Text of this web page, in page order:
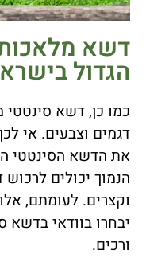
דשא
הגדול
כמו כן, דשא סינטטי
דגמים וצבעים. אי
את הדשא הסינטטי
הנמוך יכולים
וקצרים. לעומתם,
יבחרו בוודאי בדשא
ורכים.